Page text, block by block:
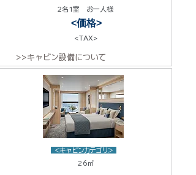
2名1室 お一人様
<価格>
<TAX>
>>キャビン設備について
<キャビンカテゴリ>
26㎡